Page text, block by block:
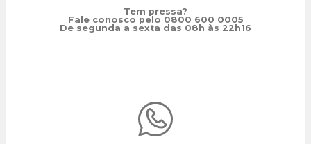
Tem pressa?
Fale conosco pelo 0800 600 0005
De segunda a sexta das 08h às 22h16